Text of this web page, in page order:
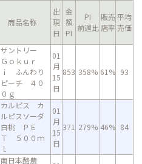
商品名称
出
現
日
金
額
PI
PI
前週比
販売
店率
平均
売価
サントリー
Ｇｏｋｕｒ
ｉ ふんわり
ピーチ ４０
０ｇ
01
月
15
日
853 358% 61% 93
カルピス カ
ルピスソーダ
白桃 ＰＥ
Ｔ ５００ｍ
ｌ
01
月
15
日
371 279% 46% 84
南日本酪農